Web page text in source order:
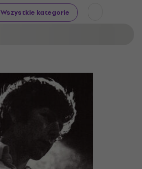
Wszystkie kategorie